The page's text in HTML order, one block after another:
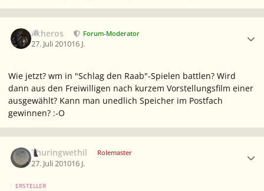
Acheros Forum-Moderator
27. Juli 201016 J.
Wie jetzt? wm in "Schlag den Raab"-Spielen battlen? Wird
dann aus den Freiwilligen nach kurzem Vorstellungsfilm einer
ausgewählt? Kann man unedlich Speicher im Postfach
gewinnen? :-O
Thuringwethil Rolemaster
27. Juli 201016 J.
ERSTELLER